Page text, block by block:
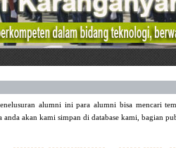
alumni ini para alumni bisa mencari
akan kami simpan di database kami, bagian